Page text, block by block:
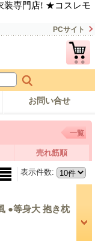
装専門店! ★コスレモ
PCサイト
お問い合せ
一覧
売れ筋順
表示件数:
●等身大 抱き枕